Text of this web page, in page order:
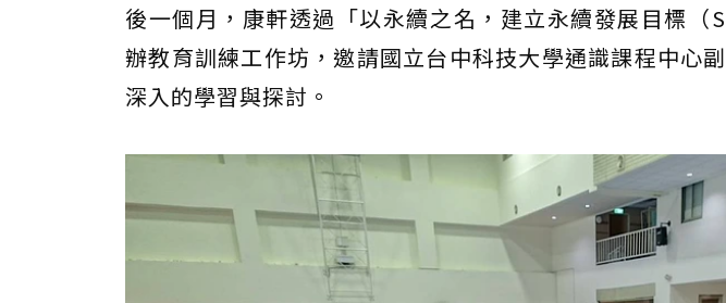
後一個月，康軒透過「以永續之名，建立永續發展目標（
辦教育訓練工作坊，邀請國立台中科技大學通識課程中心
深入的學習與探討。